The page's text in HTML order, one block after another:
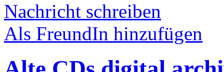
Nachricht schreiben
Als FreundIn hinzufügen